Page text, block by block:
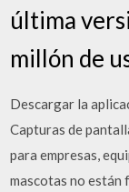
última
millón de
Descargar la
Capturas de
para empresas,
mascotas no están